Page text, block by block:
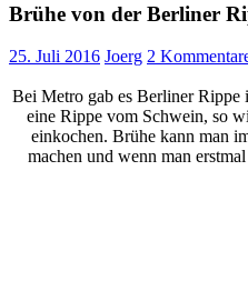
Brühe von der Berliner
25. Juli 2016 Joerg 2
Bei Metro gab es Berliner Rippe
eine Rippe vom Schwein, so
einkochen. Brühe kann man
machen und wenn man